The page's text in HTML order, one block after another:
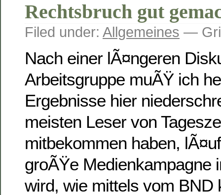
Rechtsbruch gut
Filed under: Allgemeines —
Nach einer lÃ¤ngeren
Arbeitsgruppe muÃŸ ich
Ergebnisse hier
meisten Leser von
mitbekommen haben,
groÃŸe Medienkampagne
wird, wie mittels vom BND